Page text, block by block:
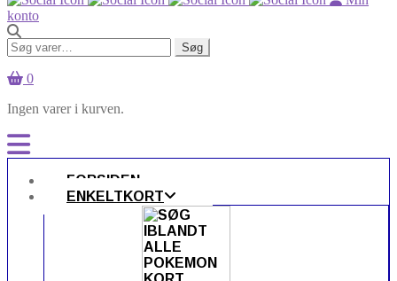
konto
Søg
efter:
Søg
0
Ingen varer i kurven.
FORSIDEN
ENKELTKORT